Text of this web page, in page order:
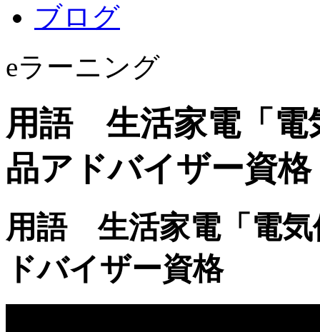
ブログ
eラーニング
用語 生活家電「電
品アドバイザー資格
用語 生活家電「電気
ドバイザー資格